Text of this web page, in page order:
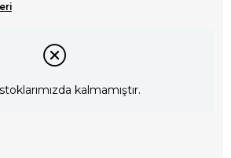
kalmamıştır.